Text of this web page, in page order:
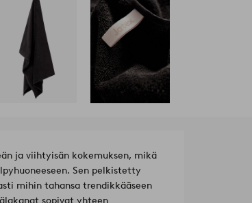
ja viihtyisän kokemuksen, mikä
Sen pelkistetty
mihin tahansa trendikkääseen
sopivat yhteen